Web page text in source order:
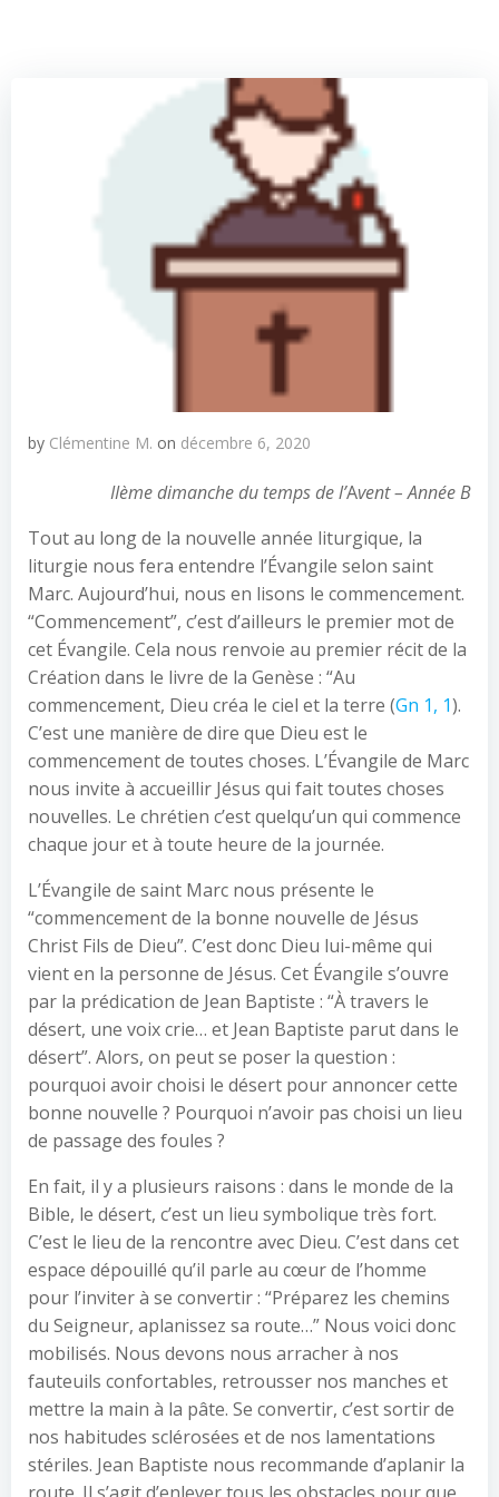
by Clémentine M. on décembre 6, 2020
IIème dimanche du temps de l’Avent – Année B
Tout au long de la nouvelle année liturgique, la
liturgie nous fera entendre l’Évangile selon saint
Marc. Aujourd’hui, nous en lisons le commencement.
“Commencement”, c’est d’ailleurs le premier mot de
cet Évangile. Cela nous renvoie au premier récit de la
Création dans le livre de la Genèse : “Au
commencement, Dieu créa le ciel et la terre (Gn 1, 1).
C’est une manière de dire que Dieu est le
commencement de toutes choses. L’Évangile de Marc
nous invite à accueillir Jésus qui fait toutes choses
nouvelles. Le chrétien c’est quelqu’un qui commence
chaque jour et à toute heure de la journée.
L’Évangile de saint Marc nous présente le
“commencement de la bonne nouvelle de Jésus
Christ Fils de Dieu”. C’est donc Dieu lui-même qui
vient en la personne de Jésus. Cet Évangile s’ouvre
par la prédication de Jean Baptiste : “À travers le
désert, une voix crie… et Jean Baptiste parut dans le
désert”. Alors, on peut se poser la question :
pourquoi avoir choisi le désert pour annoncer cette
bonne nouvelle ? Pourquoi n’avoir pas choisi un lieu
de passage des foules ?
En fait, il y a plusieurs raisons : dans le monde de la
Bible, le désert, c’est un lieu symbolique très fort.
C’est le lieu de la rencontre avec Dieu. C’est dans cet
espace dépouillé qu’il parle au cœur de l’homme
pour l’inviter à se convertir : “Préparez les chemins
du Seigneur, aplanissez sa route…” Nous voici donc
mobilisés. Nous devons nous arracher à nos
fauteuils confortables, retrousser nos manches et
mettre la main à la pâte. Se convertir, c’est sortir de
nos habitudes sclérosées et de nos lamentations
stériles. Jean Baptiste nous recommande d’aplanir la